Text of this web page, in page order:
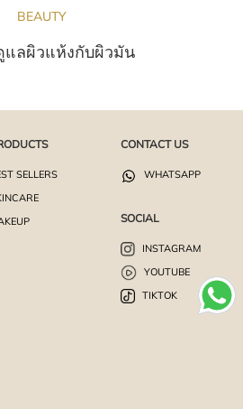
BEAUTY
แลผิวแห้งกับผิวมัน
SELLERS
CONTACT US
WHATSAPP
SOCIAL
INSTAGRAM
YOUTUBE
TIKTOK